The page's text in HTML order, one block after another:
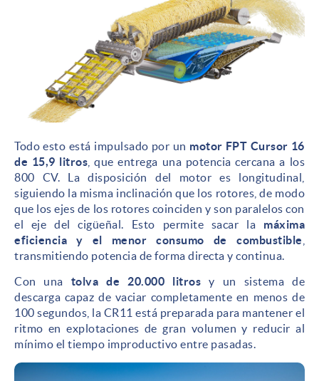
Todo esto está impulsado por un motor FPT Cursor 16
de 15,9 litros , que entrega una potencia cercana a los
800 CV. La disposición del motor es longitudinal,
siguiendo la misma inclinación que los rotores, de modo
que los ejes de los rotores coinciden y son paralelos con
el eje del cigüeñal. Esto permite sacar la máxima
eficiencia y el menor consumo de combustible
transmitiendo potencia de forma directa y continua.
Con una tolva de 20.000 litros y un sistema de
descarga capaz de vaciar completamente en menos de
100 segundos, la CR11 está preparada para mantener el
ritmo en explotaciones de gran volumen y reducir al
mínimo el tiempo improductivo entre pasadas.